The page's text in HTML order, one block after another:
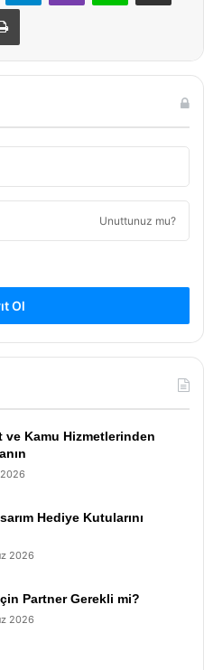
Yazdır
Unuttunuz mu?
Ol
ve Kamu Hizmetlerinden
Hediye Kutularını
2026
Partner Gerekli mi?
2026